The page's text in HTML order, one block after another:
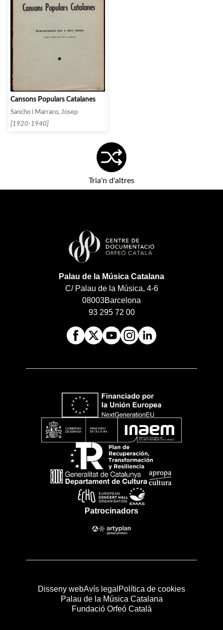
Cansons Populars Catalanes
Sancho i Marraco, Josep
[1920-1940]
Tria'n d'altres
Palau de la Música Catalana
C/ Palau de la Música, 4-6
08003Barcelona
93 295 72 00
Patrocinadors
Disseny webAvís legal Política de cookies
Palau de la Música Catalana
Fundació Orfeó Català